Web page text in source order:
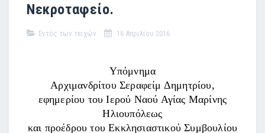
Νεκροταφείο.
Εντός των τειχών 16 Απριλίου 2016
Υπόμνημα
Αρχιμανδρίτου Σεραφείμ Δημητρίου,
εφημερίου του Ιερού Ναού Αγίας Μαρίνης
Ηλιουπόλεως
και προέδρου του Εκκλησιαστικού Συμβουλίου